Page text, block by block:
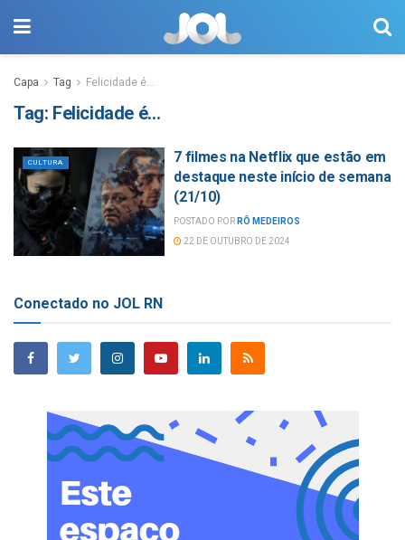
Capa Tag Felicidade é…
Tag: Felicidade é…
CULTURA
7 filmes na Netflix que estão em
destaque neste início de semana
(21/10)
POSTADO POR RÔ MEDEIROS
22 DE OUTUBRO DE 2024
Conectado no JOL RN